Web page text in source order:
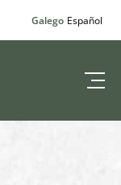
Galego Español
de